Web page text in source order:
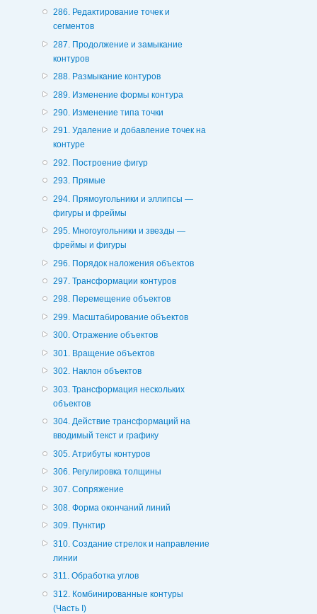
286. Редактирование точек и
сегментов
287. Продолжение и замыкание
контуров
288. Размыкание контуров
289. Изменение формы контура
290. Изменение типа точки
291. Удаление и добавление точек на
контуре
292. Построение фигур
293. Прямые
294. Прямоугольники и эллипсы —
фигуры и фреймы
295. Многоугольники и звезды —
фреймы и фигуры
296. Порядок наложения объектов
297. Трансформации контуров
298. Перемещение объектов
299. Масштабирование объектов
300. Отражение объектов
301. Вращение объектов
302. Наклон объектов
303. Трансформация нескольких
объектов
304. Действие трансформаций на
вводимый текст и графику
305. Атрибуты контуров
306. Регулировка толщины
307. Сопряжение
308. Форма окончаний линий
309. Пунктир
310. Создание стрелок и направление
линии
311. Обработка углов
312. Комбинированные контуры
(Часть I)